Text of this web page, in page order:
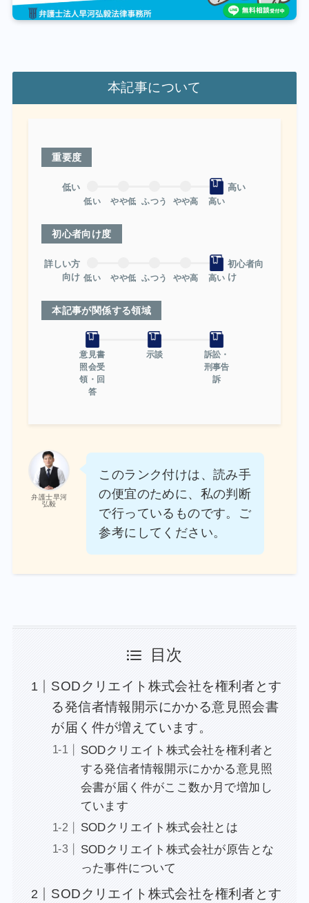
本記事について
重要度
低い
低い やや低 ふつう やや高 高い
高い
初心者向け度
詳しい方
向け 低い やや低 ふつう やや高 高い
初心者向
け
本記事が関係する領域
意見書
照会受
領・回
答
示談
訴訟・
刑事告
訴
弁護士早河
弘毅
このランク付けは、読み手
の便宜のために、私の判断
で行っているものです。ご
参考にしてください。
目次
SODクリエイト株式会社を権利者とす
る発信者情報開示にかかる意見照会書
が届く件が増えています。
SODクリエイト株式会社を権利者と
する発信者情報開示にかかる意見照
会書が届く件がここ数か月で増加し
ています
SODクリエイト株式会社とは
SODクリエイト株式会社が原告とな
った事件について
SODクリエイト株式会社を権利者とす